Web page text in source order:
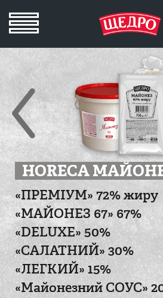
HORECA
«ПРЕМІУМ» 72% жиру
«МАЙОНЕЗ 67» 67%
«DELUXE» 50%
«САЛАТНИЙ» 30%
«ЛЕГКИЙ» 15%
«Майонезний СОУС»